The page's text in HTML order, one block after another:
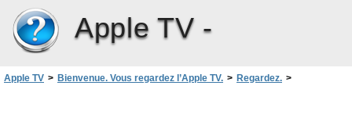
Apple TV -
Apple TV > Bienvenue. Vous regardez l’Apple TV. > Regardez. >